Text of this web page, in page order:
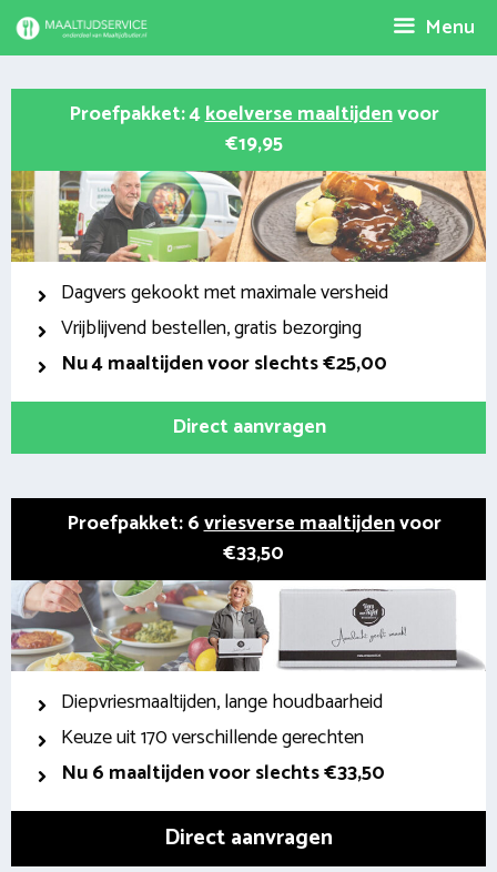
Spring
naar
Menu
Proefpakket: 4koelverse maaltijdenvoor
€19,95
Dagvers gekookt met maximale versheid
Vrijblijvend bestellen, gratis bezorging
Nu4 maaltijden voor slechts €25,00
Direct aanvragen
Proefpakket: 6vriesverse maaltijdenvoor
€33,50
Diepvriesmaaltijden, lange houdbaarheid
Keuze uit 170 verschillende gerechten
Nu 6 maaltijden voor slechts €33,50
Direct aanvragen